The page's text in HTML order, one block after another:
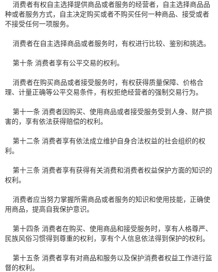
消费者有权自主选择提供商品或者服务的经营者，自主选择商品品
种或者服务方式，自主决定购买或者不购买任何一种商品、接受或者
不接受任何一项服务。
消费者在自主选择商品或者服务时，有权进行比较、鉴别和挑选。
第十条 消费者享有公平交易的权利。
消费者在购买商品或者接受服务时，有权获得质量保障、价格合
理、计量正确等公平交易条件，有权拒绝经营者的强制交易行为。
第十一条 消费者因购买、使用商品或者接受服务受到人身、财产损
害的，享有依法获得赔偿的权利。
第十二条 消费者享有依法成立维护自身合法权益的社会组织的权
利。
第十三条 消费者享有获得有关消费和消费者权益保护方面的知识的
权利。
消费者应当努力掌握所需商品或者服务的知识和使用技能，正确使
用商品，提高自我保护意识。
第十四条 消费者在购买、使用商品和接受服务时，享有人格尊严、
民族风俗习惯得到尊重的权利，享有个人信息依法得到保护的权利。
第十五条 消费者享有对商品和服务以及保护消费者权益工作进行监
督的权利。